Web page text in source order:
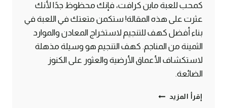
كمحب للعبة ماين كرافت، فإنك محظوظ جدًا لأنك
عثرت على هذه المقالة! ستكمن متعتك في اللعبة في
بناء أفضل كهف للتنجيم لاستخراج المعادن والموارد
الثمينة من المناجم. كهف التنجيم هو وسيلة مذهلة
لاستكشاف الأعماق الأرضية والعثور على الكنوز
الضائعة.
إقرأ المزيد قم